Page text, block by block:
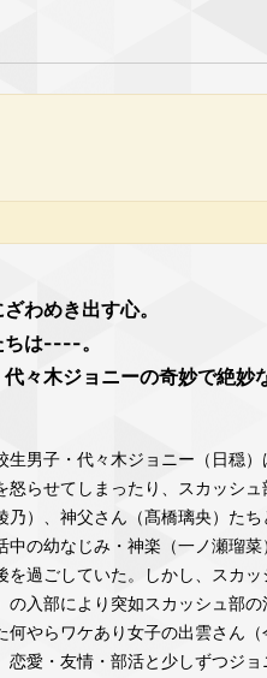
わめき出す心。
は----。
々木ジョニーの奇妙で絶妙
⽣男⼦・代々⽊ジョニー（⽇穏）
怒らせてしまったり、スカッシュ
乃）、神⽗さん（髙橋璃央）た
の幼なじみ・神楽（⼀ノ瀬瑠菜
を過ごしていた。しかし、スカ
の⼊部により突如スカッシュ部
やらワケあり⼥⼦の出雲さん（
恋愛・友情・部活と少しずつジョ